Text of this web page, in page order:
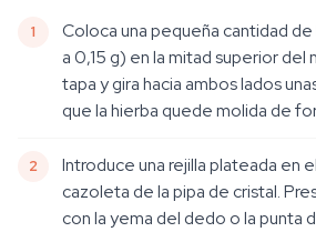
Coloca una pequeña cantidad de
a 0,15 g) en la mitad superior del
tapa y gira hacia ambos lados
que la hierba quede molida de
Introduce una rejilla plateada en
cazoleta de la pipa de cristal.
con la yema del dedo o la punta